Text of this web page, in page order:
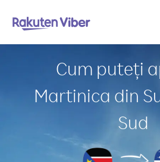
Cum puteți
Martinica din
Sud